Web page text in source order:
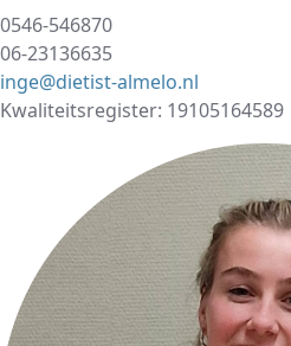
0546-546870
06-23136635
inge@dietist-almelo.nl
Kwaliteitsregister: 19105164589